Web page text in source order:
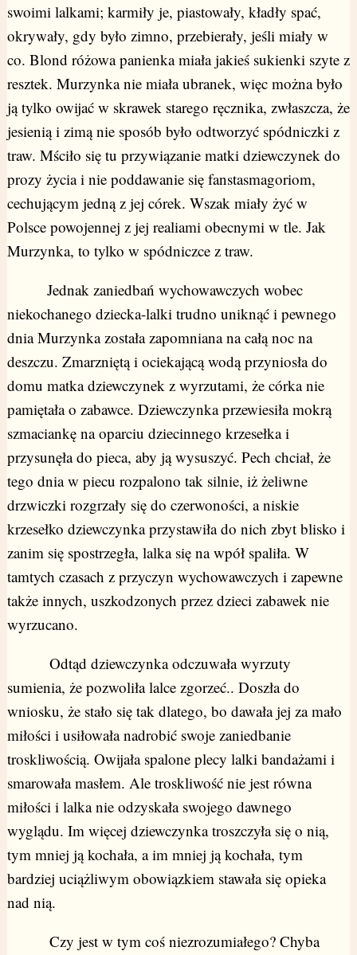
swoimi lalkami; karmiły je, piastowały, kładły spać,
okrywały, gdy było zimno, przebierały, jeśli miały w
co. Blond różowa panienka miała jakieś sukienki szyte z
resztek. Murzynka nie miała ubranek, więc można było
ją tylko owijać w skrawek starego ręcznika, zwłaszcza, że
jesienią i zimą nie sposób było odtworzyć spódniczki z
traw. Mściło się tu przywiązanie matki dziewczynek do
prozy życia i nie poddawanie się fanstasmagoriom,
cechującym jedną z jej córek. Wszak miały żyć w
Polsce powojennej z jej realiami obecnymi w tle. Jak
Murzynka, to tylko w spódniczce z traw.
Jednak zaniedbań wychowawczych wobec
niekochanego dziecka-lalki trudno uniknąć i pewnego
dnia Murzynka została zapomniana na całą noc na
deszczu. Zmarzniętą i ociekającą wodą przyniosła do
domu matka dziewczynek z wyrzutami, że córka nie
pamiętała o zabawce. Dziewczynka przewiesiła mokrą
szmaciankę na oparciu dziecinnego krzesełka i
przysunęła do pieca, aby ją wysuszyć. Pech chciał, że
tego dnia w piecu rozpalono tak silnie, iż żeliwne
drzwiczki rozgrzały się do czerwoności, a niskie
krzesełko dziewczynka przystawiła do nich zbyt blisko i
zanim się spostrzegła, lalka się na wpół spaliła. W
tamtych czasach z przyczyn wychowawczych i zapewne
także innych, uszkodzonych przez dzieci zabawek nie
wyrzucano.
Odtąd dziewczynka odczuwała wyrzuty
sumienia, że pozwoliła lalce zgorzeć.. Doszła do
wniosku, że stało się tak dlatego, bo dawała jej za mało
miłości i usiłowała nadrobić swoje zaniedbanie
troskliwością. Owijała spalone plecy lalki bandażami i
smarowała masłem. Ale troskliwość nie jest równa
miłości i lalka nie odzyskała swojego dawnego
wyglądu. Im więcej dziewczynka troszczyła się o nią,
tym mniej ją kochała, a im mniej ją kochała, tym
bardziej uciążliwym obowiązkiem stawała się opieka
nad nią.
Czy jest w tym coś niezrozumiałego? Chyba